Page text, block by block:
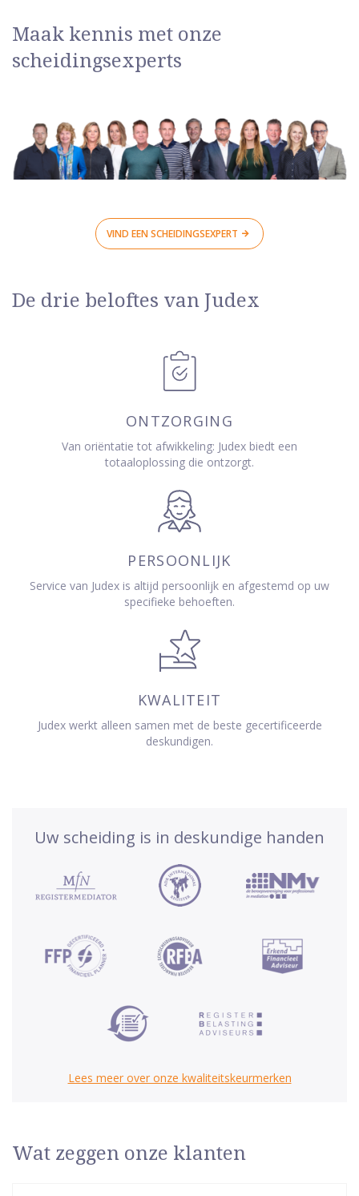
Maak kennis met onze
scheidingsexperts
VIND EEN SCHEIDINGSEXPERT
De drie beloftes van Judex
ONTZORGING
Van oriëntatie tot afwikkeling: Judex biedt een
totaaloplossing die ontzorgt.
PERSOONLIJK
Service van Judex is altijd persoonlijk en afgestemd op uw
specifieke behoeften.
KWALITEIT
Judex werkt alleen samen met de beste gecertificeerde
deskundigen.
Uw scheiding is in deskundige handen
Lees meer over onze kwaliteitskeurmerken
Wat zeggen onze klanten